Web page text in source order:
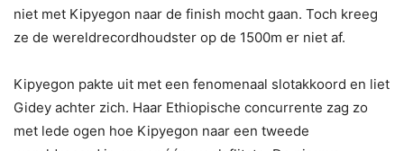
niet met Kipyegon naar de finish mocht gaan. Toch kreeg
ze de wereldrecordhoudster op de 1500m er niet af.
Kipyegon pakte uit met een fenomenaal slotakkoord en liet
Gidey achter zich. Haar Ethiopische concurrente zag zo
met lede ogen hoe Kipyegon naar een tweede